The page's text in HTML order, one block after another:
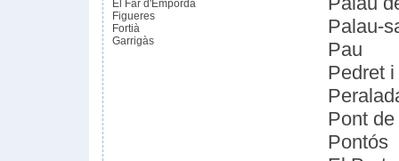
El Far d'Empordà
Figueres
Fortià
Garrigàs
Palau-
Pau
Pedret
Pont
Pontós